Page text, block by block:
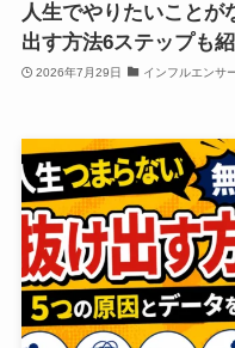
人生でやりたいことが
出す方法6ステップも
2026年7月29日 インフルエンサ